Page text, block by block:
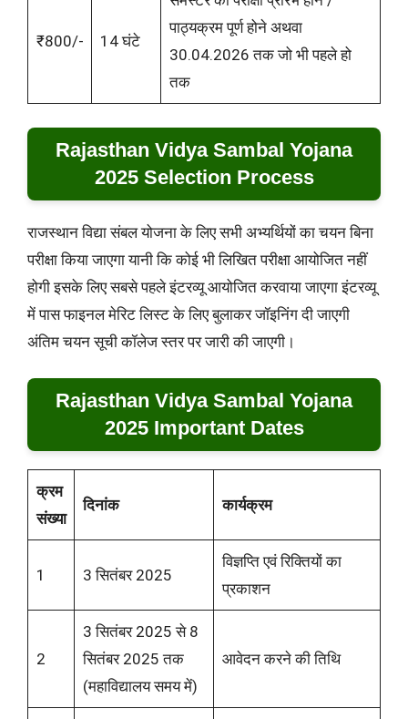
₹800/- 14 घंटे
पाठ्यक्रम पूर्ण होने अथवा
30.04.2026 तक जो भी पहले हो
तक
Rajasthan Vidya Sambal Yojana
2025 Selection Process
राजस्थान विद्या संबल योजना के लिए सभी अभ्यर्थियों का चयन बिना
परीक्षा किया जाएगा यानी कि कोई भी लिखित परीक्षा आयोजित नहीं
होगी इसके लिए सबसे पहले इंटरव्यू आयोजित करवाया जाएगा इंटरव्यू
में पास फाइनल मेरिट लिस्ट के लिए बुलाकर जॉइनिंग दी जाएगी
अंतिम चयन सूची कॉलेज स्तर पर जारी की जाएगी।
Rajasthan Vidya Sambal Yojana
2025 Important Dates
क्रम
संख्या
दिनांक कार्यक्रम
1 3 सितंबर 2025
विज्ञप्ति एवं रिक्तियों का
प्रकाशन
2
3 सितंबर 2025 से 8
सितंबर 2025 तक
(महाविद्यालय समय में)
आवेदन करने की तिथि